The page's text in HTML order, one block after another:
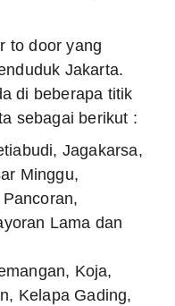
to door yang
Jakarta.
di beberapa titik
sebagai berikut :
Jagakarsa,
Minggu,
Lama dan
Koja,
Kelapa Gading,